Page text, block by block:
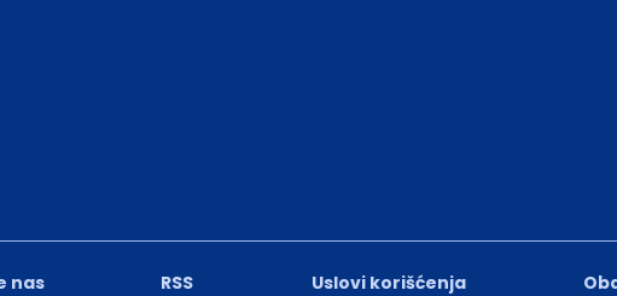
nas RSS Uslovi korišćenja